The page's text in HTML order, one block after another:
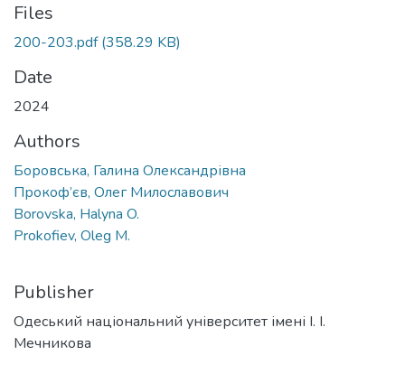
Files
200-203.pdf(358.29 KB)
Date
2024
Authors
Боровська, Галина Олександрівна
Прокоф’єв, Олег Милославович
Borovska, Halyna O.
Prokofiev, Oleg M.
Publisher
Одеський національний університет імені І. І.
Мечникова